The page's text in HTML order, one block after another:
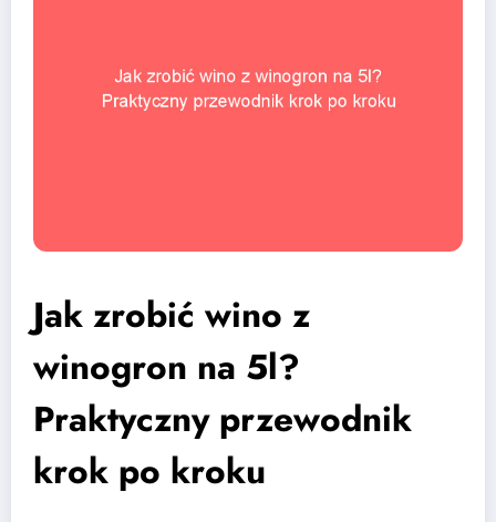
Jak zrobić wino z
winogron na 5l?
Praktyczny przewodnik
krok po kroku